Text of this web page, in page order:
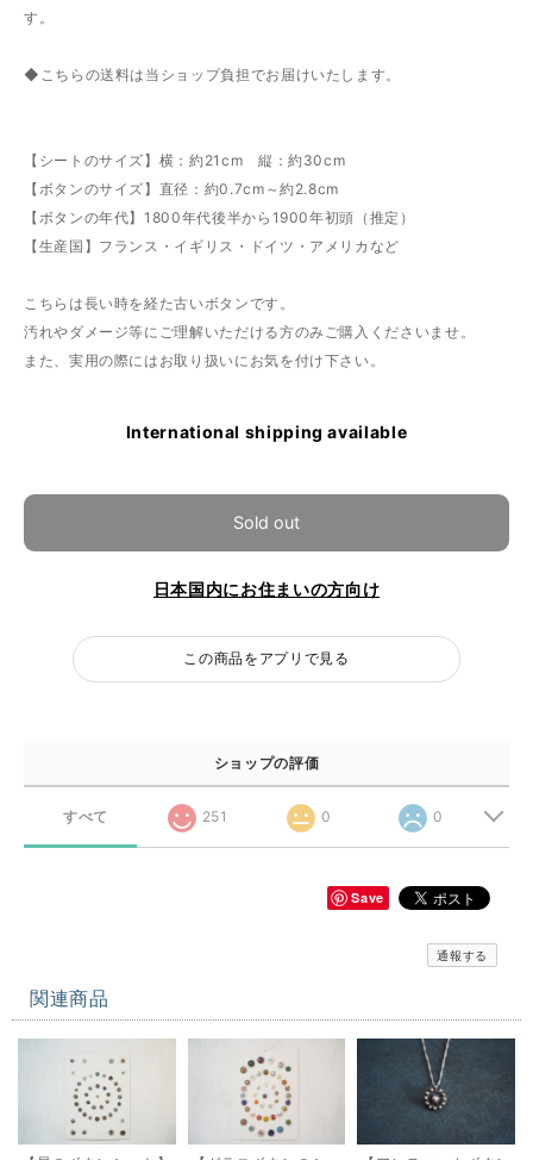
す。
◆こちらの送料は当ショップ負担でお届けいたします。
【シートのサイズ】横：約21cm 縦：約30cm
【ボタンのサイズ】直径：約0.7cm～約2.8cm
【ボタンの年代】1800年代後半から1900年初頭（推定）
【生産国】フランス・イギリス・ドイツ・アメリカなど
こちらは長い時を経た古いボタンです。
汚れやダメージ等にご理解いただける方のみご購入くださいませ。
また、実用の際にはお取り扱いにお気を付け下さい。
International shipping available
Sold out
日本国内にお住まいの方向け
この商品をアプリで見る
ショップの評価
すべて 251 0 0
Save
通報する
関連商品